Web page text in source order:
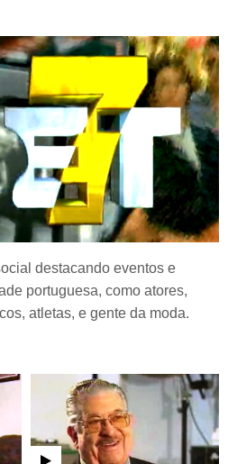
destacando eventos e
portuguesa, como atores,
atletas, e gente da moda.